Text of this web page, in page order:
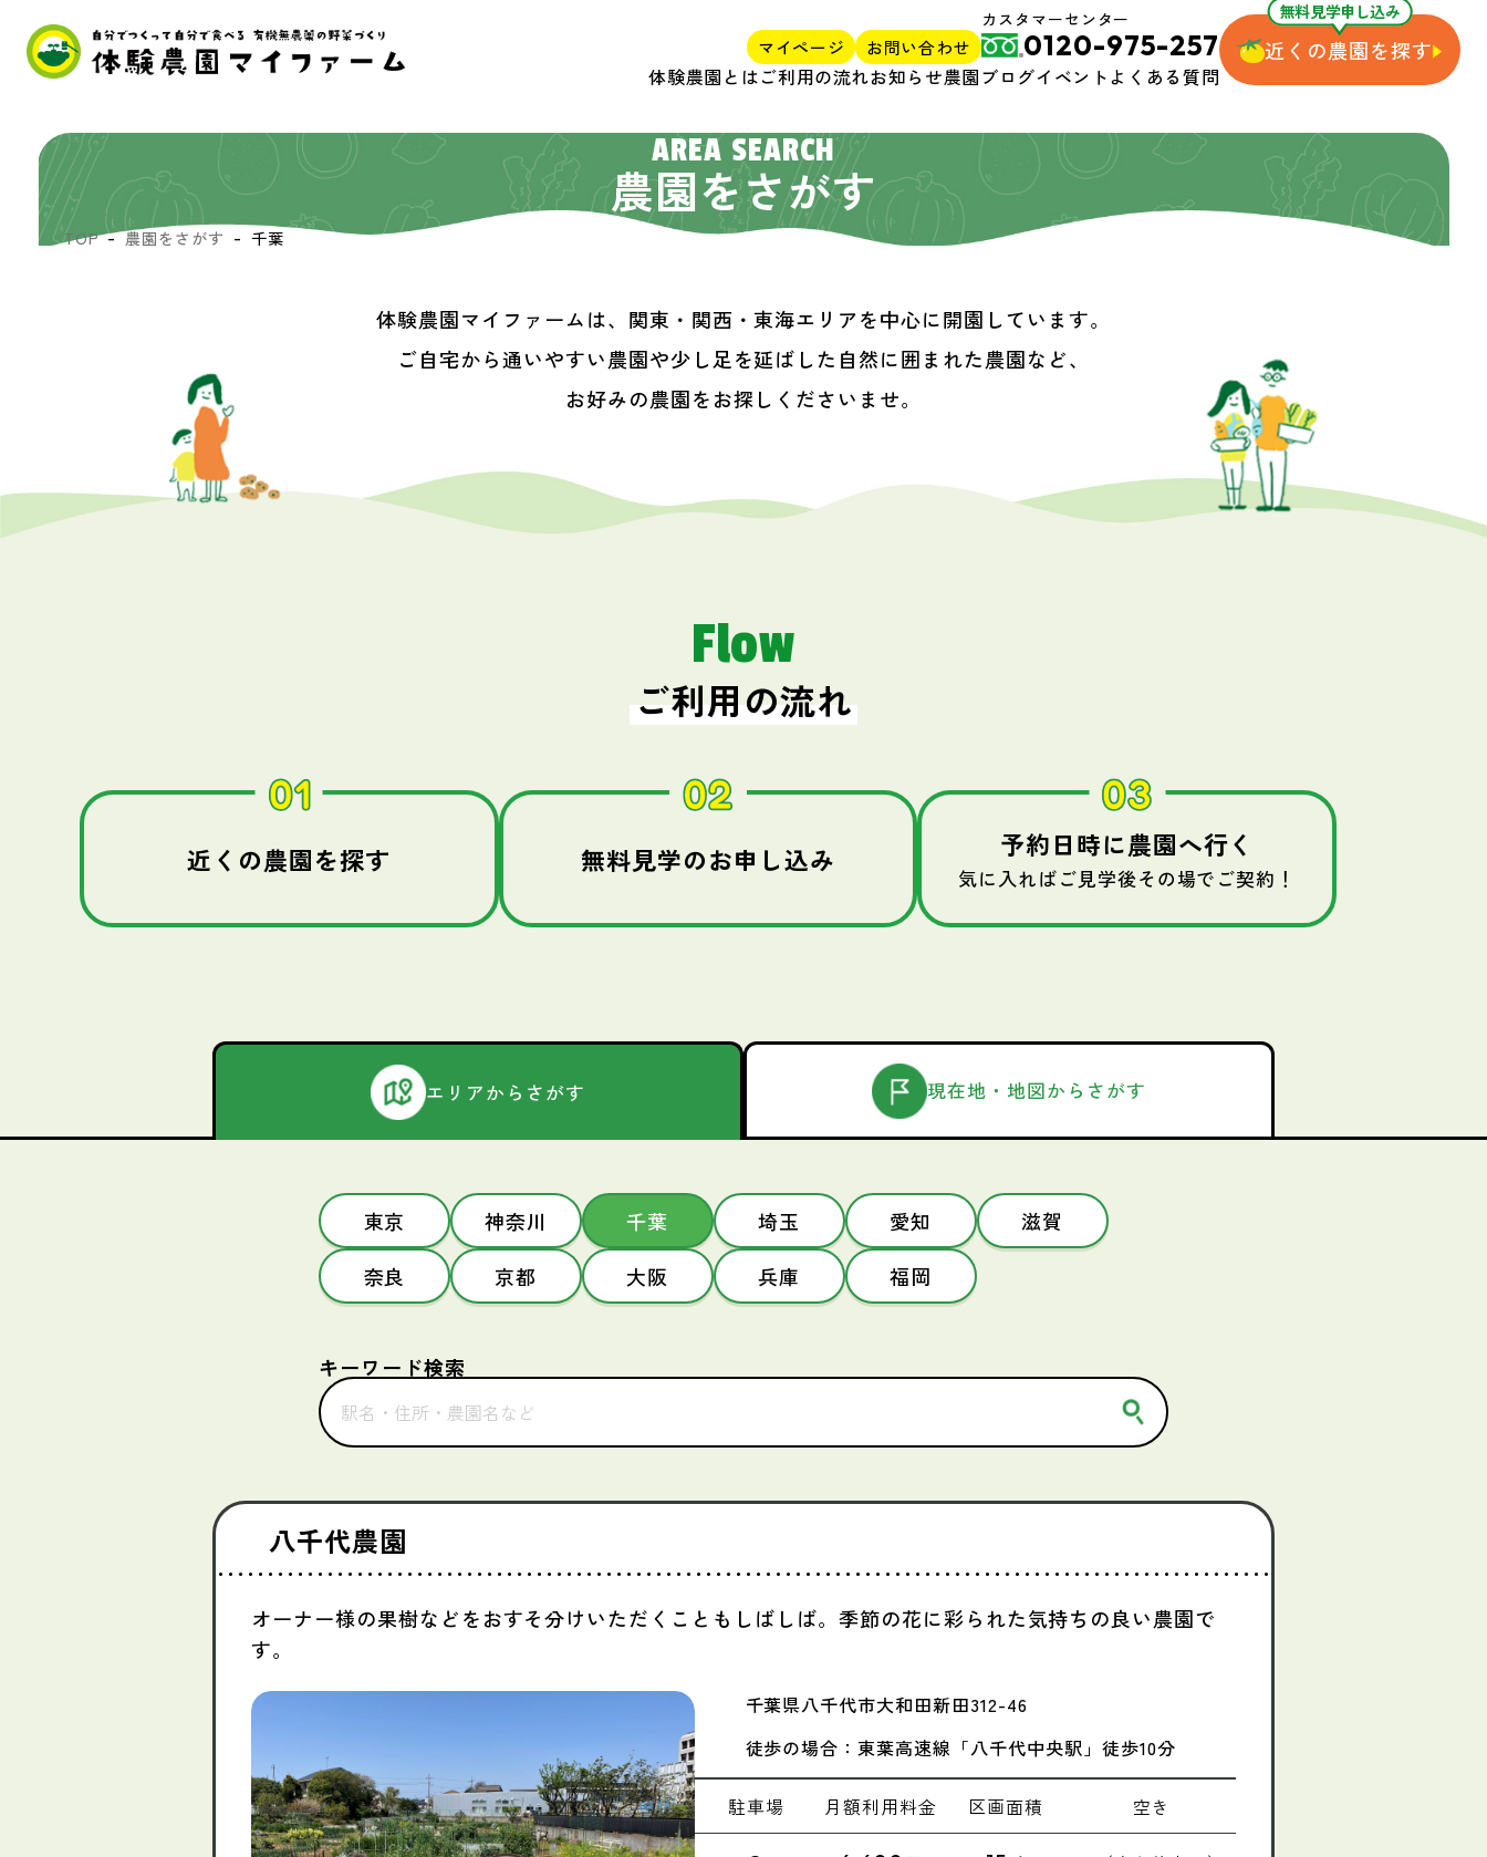
マイページ お問い合わせ
カスタマーセンター
0120-975-257
体験農園とはご利用の流れお知らせ農園ブログイベントよくある質問
無料見学申し込み
近くの農園を探す
AREA SEARCH
農園をさがす
TOP 農園をさがす 千葉
体験農園マイファームは、関東・関西・東海エリアを中心に開園しています。
ご自宅から通いやすい農園や少し足を延ばした自然に囲まれた農園など、
お好みの農園をお探しくださいませ。
Flow
ご利用の流れ
近くの農園を探す 無料見学のお申し込み 予約日時に農園へ行く
気に入ればご見学後その場でご契約！
エリアからさがす 現在地・地図からさがす
東京 神奈川 千葉 埼玉 愛知
滋賀
奈良
京都 大阪 兵庫 福岡
キーワード検索
八千代農園
オーナー様の果樹などをおすそ分けいただくこともしばしば。季節の花に彩られた気持ちの良い農園で
す。
千葉県八千代市大和田新田312-46
徒歩の場合：東葉高速線「八千代中央駅」徒歩10分
駐車場 月額利用料金 区画面積 空き